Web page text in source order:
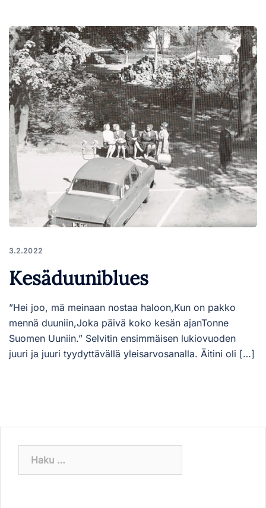
3.2.2022
Kesäduuniblues
”Hei joo, mä meinaan nostaa haloon,Kun on pakko
mennä duuniin,Joka päivä koko kesän ajanTonne
Suomen Uuniin.” Selvitin ensimmäisen lukiovuoden
juuri ja juuri tyydyttävällä yleisarvosanalla. Äitini oli […]